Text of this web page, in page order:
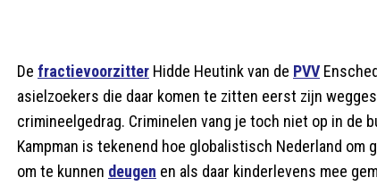
De fractievoorzitter Hidde Heutink van de PVV
asielzoekers die daar komen te zitten eerst zijn
crimineelgedrag. Criminelen vang je toch niet op in de
Kampman is tekenend hoe globalistisch Nederland om
om te kunnen deugen en als daar kinderlevens mee